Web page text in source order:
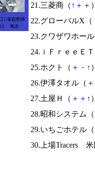
21.三菱商（ ↑ ＋ ＋
22.グローバルX（
23.クワザワホー
24.ｉＦｒｅｅＥ
25.ホクト（ ＋ － ↑
26.伊澤タオル（ ＋
27.土屋Ｈ（ ＋ ＋ ↑
28.昭和システム（
29.いちごホテル（
30.上場Tracers